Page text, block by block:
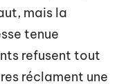
mais la
tenue
refusent tout
réclament une